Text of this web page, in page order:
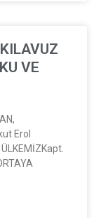
VE
Erol
ÜLKEMİZKapt.